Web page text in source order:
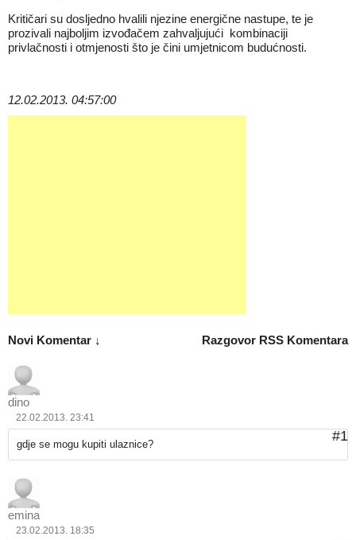
Kritičari su dosljedno hvalili njezine energične nastupe, te je
prozivali najboljim izvođačem zahvaljujući kombinaciji
privlačnosti i otmjenosti što je čini umjetnicom budućnosti.
12.02.2013. 04:57:00
Razgovor RSS Komentara
Novi Komentar ↓
dino
22.02.2013. 23:41
#1
gdje se mogu kupiti ulaznice?
emina
23.02.2013. 18:35